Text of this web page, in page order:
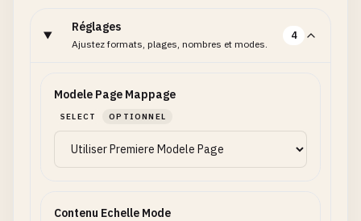
Réglages
Ajustez formats, plages, nombres et modes.
4
Modele Page Mappage
SELECT OPTIONNEL
Contenu Echelle Mode